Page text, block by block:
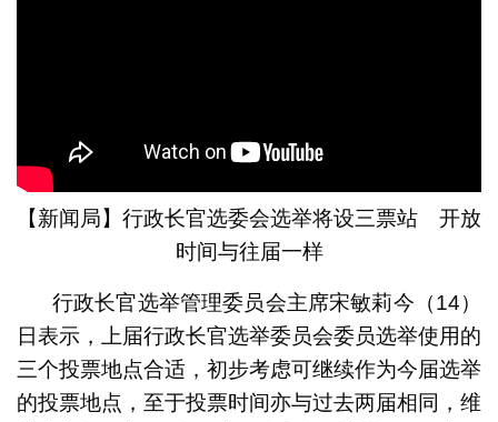
【新闻局】行政长官选委会选举将设三票站 开放
时间与往届一样
行政长官选举管理委员会主席宋敏莉今（14）
日表示，上届行政长官选举委员会委员选举使用的
三个投票地点合适，初步考虑可继续作为今届选举
的投票地点，至于投票时间亦与过去两届相同，维